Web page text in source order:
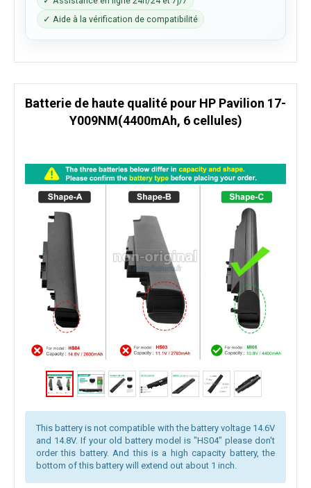
✓ Aide à la vérification de compatibilité
Batterie de haute qualité pour HP Pavilion 17-
Y009NM(4400mAh, 6 cellules)
This battery is not compatible with the battery voltage 14.6V
and 14.8V. If your old battery model is "HS04" please don't
order this battery. And this is a high capacity battery, the
bottom of this battery will extend out about 1 inch.